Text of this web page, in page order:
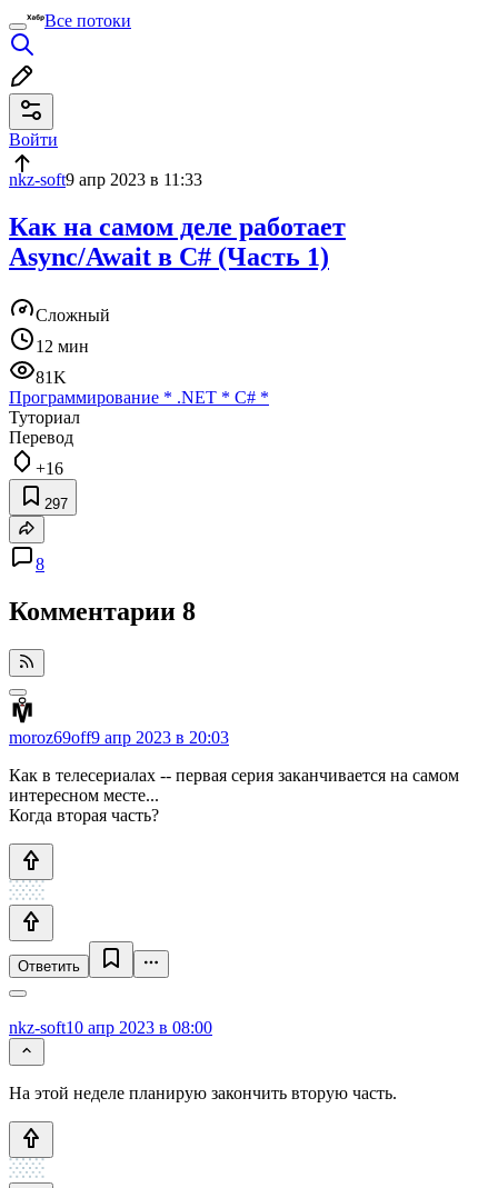
Все потоки
Войти
nkz-soft9 апр 2023 в 11:33
Как на самом деле работает
Async/Await в C# (Часть 1)
Сложный
12 мин
81K
Программирование * .NET * C# *
Туториал
Перевод
+16
297
8
Комментарии 8
moroz69off9 апр 2023 в 20:03
Как в телесериалах -- первая серия заканчивается на самом
интересном месте...
Когда вторая часть?
Ответить
nkz-soft10 апр 2023 в 08:00
На этой неделе планирую закончить вторую часть.